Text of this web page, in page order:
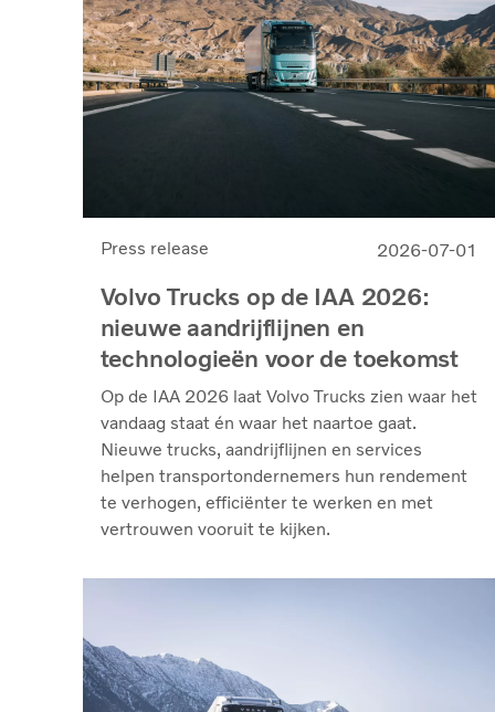
Press release 2026-07-01
Volvo Trucks op de IAA 2026:
nieuwe aandrijflijnen en
technologieën voor de toekomst
Op de IAA 2026 laat Volvo Trucks zien waar het
vandaag staat én waar het naartoe gaat.
Nieuwe trucks, aandrijflijnen en services
helpen transportondernemers hun rendement
te verhogen, efficiënter te werken en met
vertrouwen vooruit te kijken.